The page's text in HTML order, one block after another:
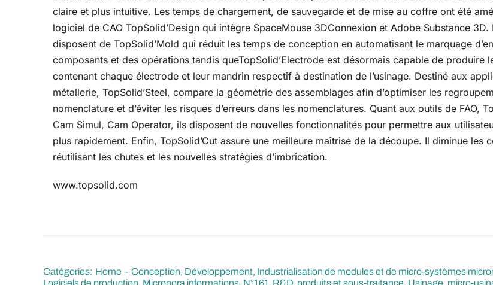
claire et plus intuitive. Les temps de chargement, de sauvegarde et de mise au coffre ont été
logiciel de CAO TopSolid’Design qui intègre SpaceMouse 3DConnexion et Adobe Substance 3D.
disposent de TopSolid’Mold qui réduit les temps de conception en automatisant le marquage
composants et des opérations tandis queTopSolid’Electrode est désormais capable de produire
contenant chaque électrode et leur mandrin respectif à destination de l’usinage. Destiné aux
métallerie, TopSolid’Steel, compare la géométrie des assemblages afin d’optimiser les
nomenclature et d’éviter les risques d’erreurs dans les nomenclatures. Quant aux outils de FAO,
Cam Simul, Cam Operator, ils disposent de nouvelles fonctionnalités pour permettre aux
plus rapidement. Enfin, TopSolid’Cut assure une meilleure maîtrise de la découpe. Il diminue les
réutilisant les chutes et les nouvelles stratégies d’imbrication.
www.topsolid.com
Catégories: Home Conception, Développement, Industrialisation de modules et de micro-systèmes
Logiciels de production Micronora informations N°161 R&D, produits et sous-traitance Usinage, micro-